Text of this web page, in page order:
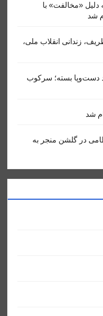
دلیل «مخالفت» با
زندانی انقلاب ملی،
دست‌وپا بسته؛ سرکوب
شد
در گلشن منجر به